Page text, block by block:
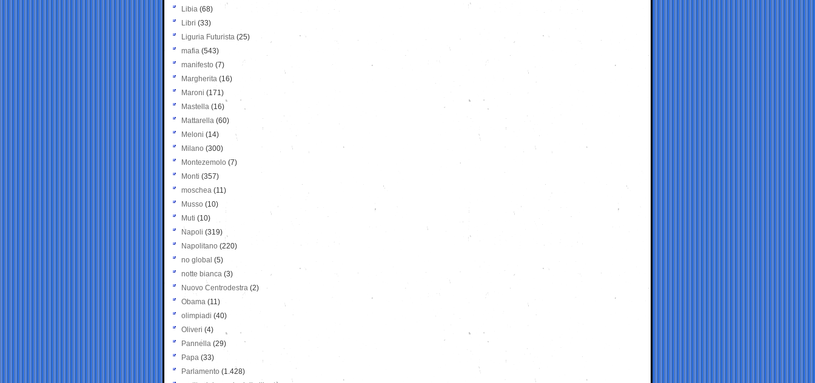
Libia (68)
Libri (33)
Liguria Futurista (25)
mafia (543)
manifesto (7)
Margherita (16)
Maroni (171)
Mastella (16)
Mattarella (60)
Meloni (14)
Milano (300)
Montezemolo (7)
Monti (357)
moschea (11)
Musso (10)
Muti (10)
Napoli (319)
Napolitano (220)
no global (5)
notte bianca (3)
Nuovo Centrodestra (2)
Obama (11)
olimpiadi (40)
Oliveri (4)
Pannella (29)
Papa (33)
Parlamento (1.428)